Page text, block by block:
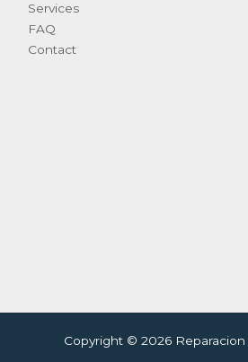
Services
FAQ
Contact
Copyright © 2026